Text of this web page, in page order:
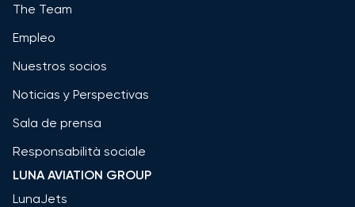
The Team
Empleo
Nuestros socios
Noticias y Perspectivas
Sala de prensa
Responsabilità sociale
LUNA AVIATION GROUP
LunaJets